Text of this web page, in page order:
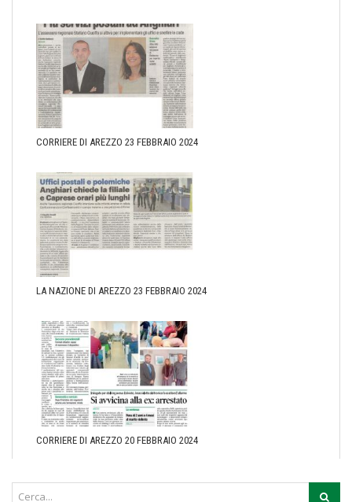
CORRIERE DI AREZZO 23 FEBBRAIO 2024
LA NAZIONE DI AREZZO 23 FEBBRAIO 2024
CORRIERE DI AREZZO 20 FEBBRAIO 2024